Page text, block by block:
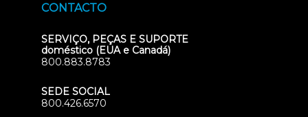
CONTACTO
SERVIÇO, PEÇAS E SUPORTE
doméstico (EUA e Canadá)
800.883.8783
SEDE SOCIAL
800.426.6570